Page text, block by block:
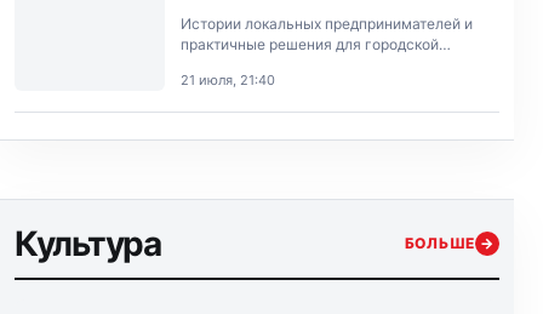
Истории локальных предпринимателей и
практичные решения для городской
21 июля, 21:40
Культура БОЛЬШЕ →